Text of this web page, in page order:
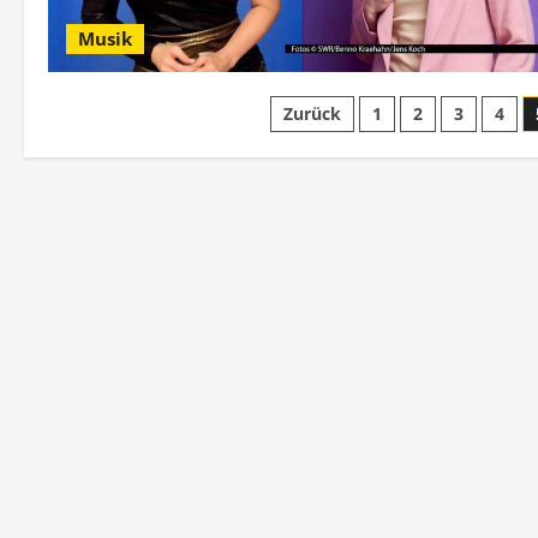
Musik
der
Zurück 1 2 3 4